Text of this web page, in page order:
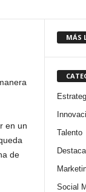
en un
de
MÁS
Talento
Social